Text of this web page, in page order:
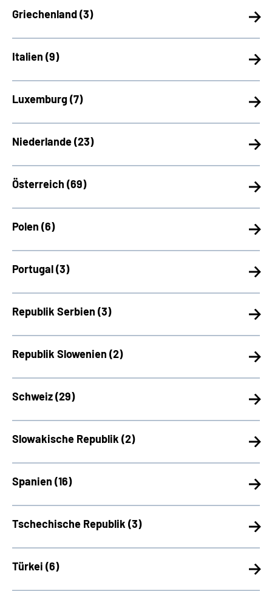
Griechenland (3)
Italien (9)
Luxemburg (7)
Niederlande (23)
Österreich (69)
Polen (6)
Portugal (3)
Republik Serbien (3)
Republik Slowenien (2)
Schweiz (29)
Slowakische Republik (2)
Spanien (16)
Tschechische Republik (3)
Türkei (6)